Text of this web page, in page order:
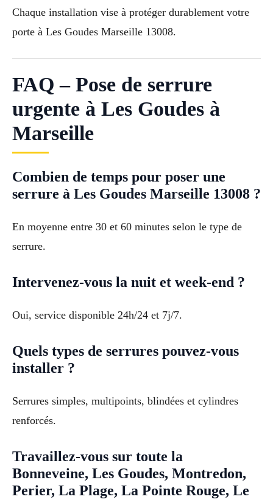
Chaque installation vise à protéger durablement votre
porte à Les Goudes Marseille 13008.
FAQ – Pose de serrure
urgente à Les Goudes à
Marseille
Combien de temps pour poser une
serrure à Les Goudes Marseille 13008 ?
En moyenne entre 30 et 60 minutes selon le type de
serrure.
Intervenez-vous la nuit et week-end ?
Oui, service disponible 24h/24 et 7j/7.
Quels types de serrures pouvez-vous
installer ?
Serrures simples, multipoints, blindées et cylindres
renforcés.
Travaillez-vous sur toute la
Bonneveine, Les Goudes, Montredon,
Perier, La Plage, La Pointe Rouge, Le